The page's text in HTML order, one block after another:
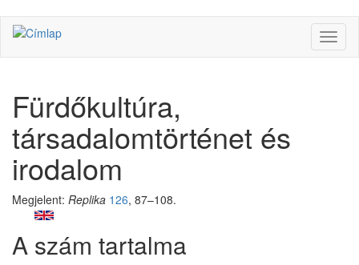
Ugrás
tartalomra
Fürdőkultúra,
társadalomtörténet és
irodalom
Megjelent: Replika 126, 87–108.
Likeon
A szám tartalma